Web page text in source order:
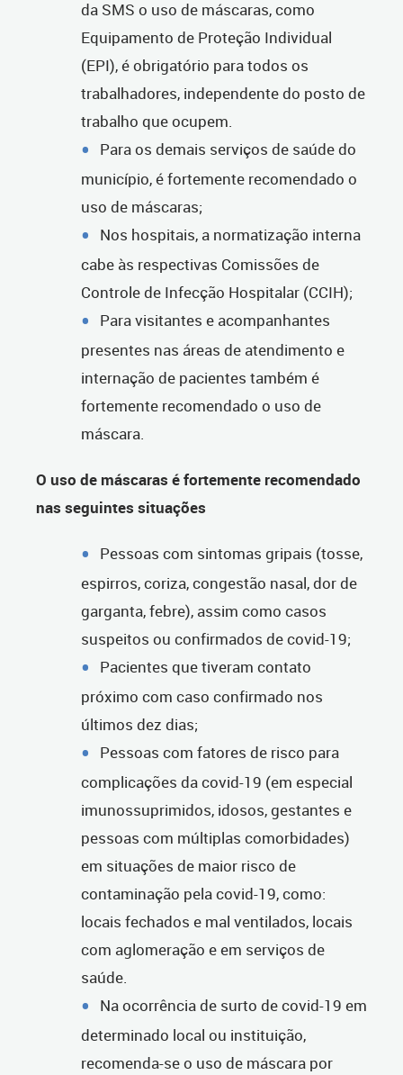
da SMS o uso de máscaras, como
Equipamento de Proteção Individual
(EPI), é obrigatório para todos os
trabalhadores, independente do posto de
trabalho que ocupem.
Para os demais serviços de saúde do
município, é fortemente recomendado o
uso de máscaras;
Nos hospitais, a normatização interna
cabe às respectivas Comissões de
Controle de Infecção Hospitalar (CCIH);
Para visitantes e acompanhantes
presentes nas áreas de atendimento e
internação de pacientes também é
fortemente recomendado o uso de
máscara.
O uso de máscaras é fortemente recomendado
nas seguintes situações
Pessoas com sintomas gripais (tosse,
espirros, coriza, congestão nasal, dor de
garganta, febre), assim como casos
suspeitos ou confirmados de covid-19;
Pacientes que tiveram contato
próximo com caso confirmado nos
últimos dez dias;
Pessoas com fatores de risco para
complicações da covid-19 (em especial
imunossuprimidos, idosos, gestantes e
pessoas com múltiplas comorbidades)
em situações de maior risco de
contaminação pela covid-19, como:
locais fechados e mal ventilados, locais
com aglomeração e em serviços de
saúde.
Na ocorrência de surto de covid-19 em
determinado local ou instituição,
recomenda-se o uso de máscara por